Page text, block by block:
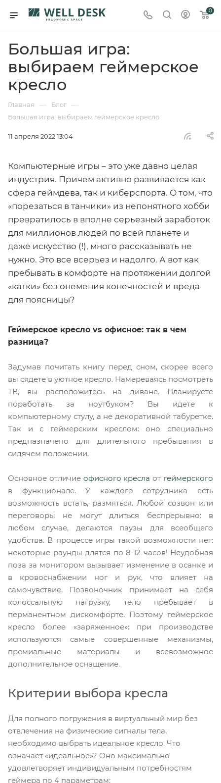
0
Большая игра:
выбираем геймерское
кресло
Главная — Блог —
Большая игра: выбираем геймерское кресло
11 апреля 2022 13:04
Компьютерные игры – это уже давно целая
индустрия. Причем активно развивается как
сфера геймдева, так и киберспорта. О том, что
«порезаться в танчики» из непонятного хобби
превратилось в вполне серьезный заработок
для миллионов людей по всей планете и
даже искусство (!), много рассказывать не
нужно. Это все всерьез и надолго. А вот как
пребывать в комфорте на протяжении долгой
«катки» без онемения конечностей и вреда
для поясницы?
Геймерское кресло vs офисное: так в чем
разница?
Задумав почитать книгу перед сном, скорее всего
вы сядете в уютное кресло. Намереваясь посмотреть
ТВ, вы расположитесь на диване. Планируете
поработать за ноутбуком? Вы идете к
компьютерному стулу, а не декоративной табуретке.
Так и с геймерским креслом: оно специально
предназначено для длительного пребывания в
сидячем положении.
Основное отличие офисного кресла от геймерского
в функционале. У каждого сотрудника есть
возможность встать, размяться. Любой созвон или
переговоры не могут длиться беспрерывно: в
любом случае, делаются паузы для всеобщего
удобства. В процессе игры такой возможности нет:
некоторые раунды длятся по 8-12 часов! Неудобная
поза за монитором вызывает изменение в осанке и
в кровоснабжении ног и рук, что влияет на
самочувствие. Позвоночник принимает на себя
колоссальную нагрузку, тело пребывает в
перманентном дискомфорте. Поэтому геймерское
кресло более «заряженное»: при производстве
используются самые совершенные механизмы,
премиальные материалы и всевозможное
дополнительное оснащение.
Критерии выбора кресла
Для полного погружения в виртуальный мир без
отвлечения на физические сигналы тела,
необходимо выбрать идеальное кресло. Что
означает «идеальное»? Оно максимально
удовлетворяет индивидуальным потребностям
геймера по 4 параметрам: